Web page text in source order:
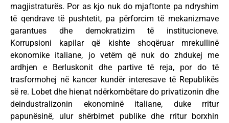
magjistraturës. Por as kjo nuk do mjaftonte pa ndryshim
të qendrave të pushtetit, pa përforcim të mekanizmave
garantues dhe demokratizim të institucioneve.
Korrupsioni kapilar që kishte shoqëruar mrekullinë
ekonomike italiane, jo vetëm që nuk do zhdukej me
ardhjen e Berluskonit dhe partive të reja, por do të
trasformohej në kancer kundër interesave të Republikës
së re. Lobet dhe hienat ndërkombëtare do privatizonin dhe
deindustralizonin ekonominë italiane, duke rritur
papunësinë, ulur shërbimet publike dhe rritur borxhin